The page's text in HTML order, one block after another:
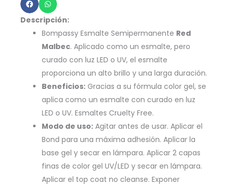
15ml
Bompassy
B5037
cantidad
Descripción:
Bompassy Esmalte Semipermanente Red
Malbec. Aplicado como un esmalte, pero
curado con luz LED o UV, el esmalte
proporciona un alto brillo y una larga duración.
Beneficios: Gracias a su fórmula color gel, se
aplica como un esmalte con curado en luz
LED o UV. Esmaltes Cruelty Free.
Modo de uso: Agitar antes de usar. Aplicar el
Bond para una máxima adhesión. Aplicar la
base gel y secar en lámpara. Aplicar 2 capas
finas de color gel UV/LED y secar en lámpara.
Aplicar el top coat no cleanse. Exponer